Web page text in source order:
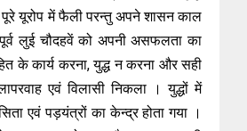
यूरोप में फैली परन्तु अपने शासन काल
लुई चौदहवें को अपनी असफलता का
के कार्य करना, युद्ध न करना और सही
एवं विलासी निकला । युद्धों में
एवं पड़यंत्रों का केन्द्र होता गया ।